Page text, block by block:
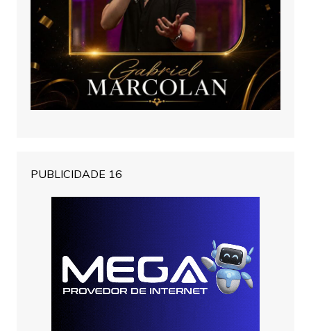
PUBLICIDADE 16